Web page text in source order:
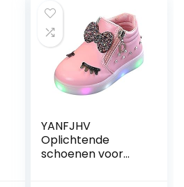
YANFJHV
Oplichtende
schoenen voor